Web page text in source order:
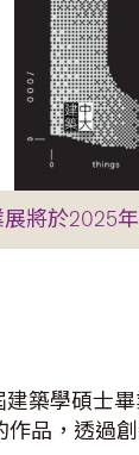
將於2025
築學碩士
品，透過